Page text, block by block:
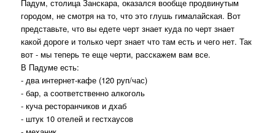
Падум, столица Занскара, оказался вообще продвинутым
городом, не смотря на то, что это глушь гималайская. Вот
представьте, что вы едете черт знает куда по черт знает
какой дороге и только черт знает что там есть и чего нет. Так
вот - мы теперь те еще черти, расскажем вам все.
В Падуме есть:
- два интернет-кафе (120 руп/час)
- бар, а соответственно алкоголь
- куча ресторанчиков и дхаб
- штук 10 отелей и гестхаусов